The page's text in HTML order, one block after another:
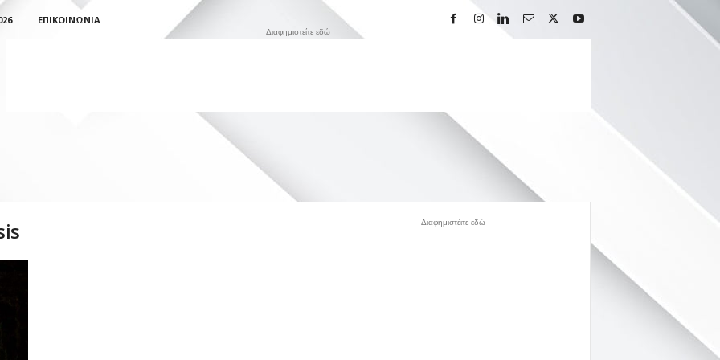
ΕΠΙΚΟΙΝΩΝΊΑ
Διαφημιστείτε εδώ
Διαφημιστέιτε εδώ